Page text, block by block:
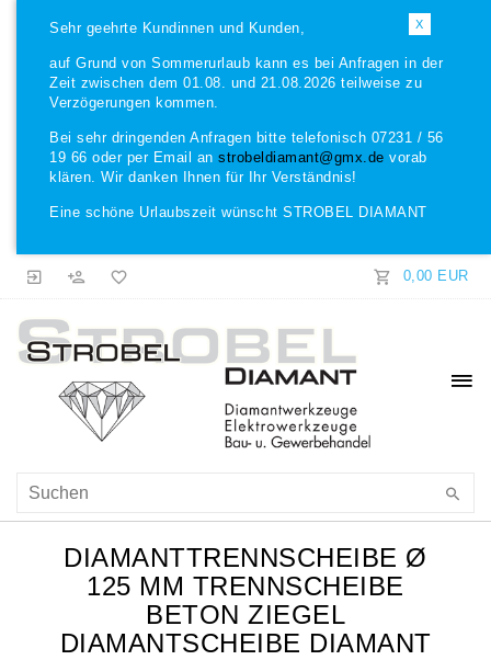
X
Sehr geehrte Kundinnen und Kunden,
auf Grund von Sommerurlaub kann es bei Anfragen in der
Zeit zwischen dem 01.08. und 21.08.2026 teilweise zu
Verzögerungen kommen.
Bei sehr dringenden Anfragen bitte telefonisch 07231 / 56
19 66 oder per Email an strobeldiamant@gmx.de vorab
klären. Wir danken Ihnen für Ihr Verständnis!
Eine schöne Urlaubszeit wünscht STROBEL DIAMANT
0,00 EUR
DIAMANTTRENNSCHEIBE Ø
125 MM TRENNSCHEIBE
BETON ZIEGEL
DIAMANTSCHEIBE DIAMANT